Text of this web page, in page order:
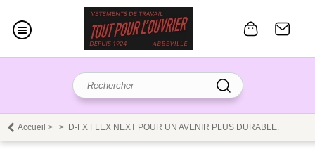
Accueil > > D-FX FLEX NEXT POUR UN AVENIR PLUS DURABLE.